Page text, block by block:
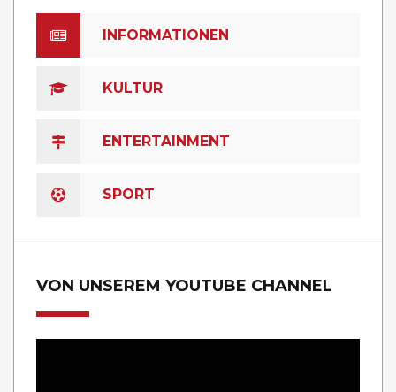
INFORMATIONEN
KULTUR
ENTERTAINMENT
SPORT
VON UNSEREM YOUTUBE CHANNEL